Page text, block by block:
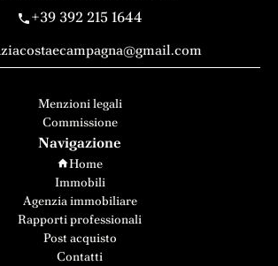
+39 392 215 1644
Menzioni legali
Commissione
Navigazione
Home
Immobili
Agenzia immobiliare
Rapporti professionali
Post acquisto
Contatti